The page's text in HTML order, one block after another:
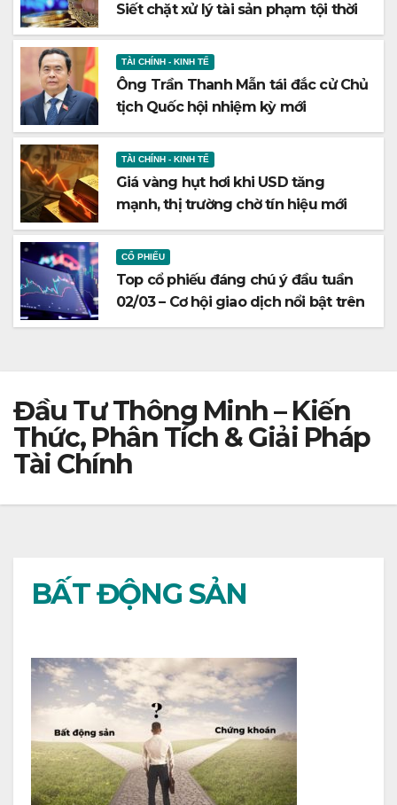
Siết chặt xử lý tài sản phạm tội thời
số hóa
TÀI CHÍNH - KINH TẾ
Ông Trần Thanh Mẫn tái đắc cử Chủ
tịch Quốc hội nhiệm kỳ mới
TÀI CHÍNH - KINH TẾ
Giá vàng hụt hơi khi USD tăng
mạnh, thị trường chờ tín hiệu mới
CỔ PHIẾU
Top cổ phiếu đáng chú ý đầu tuần
02/03 – Cơ hội giao dịch nổi bật trên
thị trường chứng khoán
Đầu Tư Thông Minh – Kiến
Thức, Phân Tích & Giải Pháp
Tài Chính
BẤT ĐỘNG SẢN